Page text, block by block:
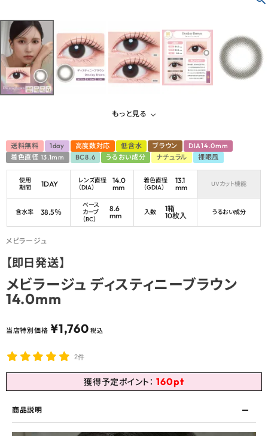
もっと見る
送料無料 1day 高度数対応 低含水 ブラウン
DIA14.0mm
着色直径 13.1mm
BC8.6 うるおい成分 ナチュラル 裸眼風
使用
期間
1DAY
レンズ直径
（DIA）
14.0
mm
着色直径
（GDIA）
13.1
mm
UVカット機能
含水率 38.5％
ベース
カーブ
（BC）
8.6
mm
入数
1箱
10枚入
うるおい成分
メビラージュ
【即日発送】
メビラージュ ディスティニーブラウン
14.0mm
当店特別価格 ¥1,760 税込
2件
獲得予定ポイント： 160pt
商品説明